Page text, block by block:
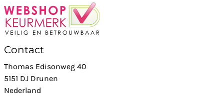
Contact
Thomas Edisonweg 40
5151 DJ Drunen
Nederland